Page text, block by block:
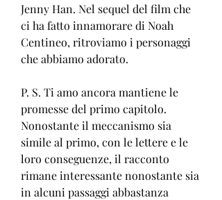
Jenny Han. Nel sequel del film che
ci ha fatto innamorare di Noah
Centineo, ritroviamo i personaggi
che abbiamo adorato.
P. S. Ti amo ancora mantiene le
promesse del primo capitolo.
Nonostante il meccanismo sia
simile al primo, con le lettere e le
loro conseguenze, il racconto
rimane interessante nonostante sia
in alcuni passaggi abbastanza